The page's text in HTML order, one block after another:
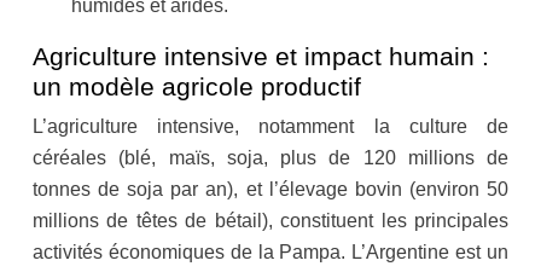
humides et arides.
Agriculture intensive et impact humain :
un modèle agricole productif
L’agriculture intensive, notamment la culture de
céréales (blé, maïs, soja, plus de 120 millions de
tonnes de soja par an), et l’élevage bovin (environ 50
millions de têtes de bétail), constituent les principales
activités économiques de la Pampa. L’Argentine est un